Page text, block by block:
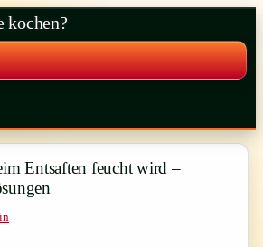
kochen?
Entsaften feucht wird –